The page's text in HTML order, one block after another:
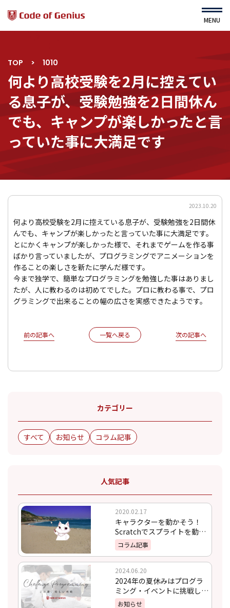
MENU
HOME
コース・カリキュラム
すてむくらぶ（園児対象）
運営会社
ニュース
よくある質問
利用規約
プライバシーポリシー
TOP > 1010
何より高校受験を2月に控えてい
る息子が、受験勉強を2日間休ん
でも、キャンプが楽しかったと言
っていた事に大満足です
2023.10.20
何より高校受験を2月に控えている息子が、受験勉強を2日間休
んでも、キャンプが楽しかったと言っていた事に大満足です。
とにかくキャンプが楽しかった様で、それまでゲームを作る事
ばかり言っていましたが、プログラミングでアニメーションを
作ることの楽しさを新たに学んだ様です。
今まで独学で、簡単なプログラミングを勉強した事はありまし
たが、人に教わるのは初めてでした。プロに教わる事で、プロ
グラミングで出来ることの幅の広さを実感できたようです。
前の記事へ 一覧へ戻る 次の記事へ
カテゴリー
すべて お知らせ コラム記事
人気記事
2020.02.17
キャラクターを動かそう！
Scratchでスプライトを動か
す方法
コラム記事
2024.06.20
2024年の夏休みはプログラ
ミング・イベントに挑戦しよ
う！
お知らせ